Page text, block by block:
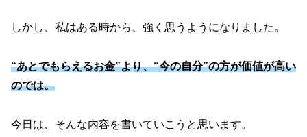
しかし、私はある時から、強く思うようになりました。
“あとでもらえるお金”より、“今の自分”の方が価値が高い
のでは。
今日は、そんな内容を書いていこうと思います。